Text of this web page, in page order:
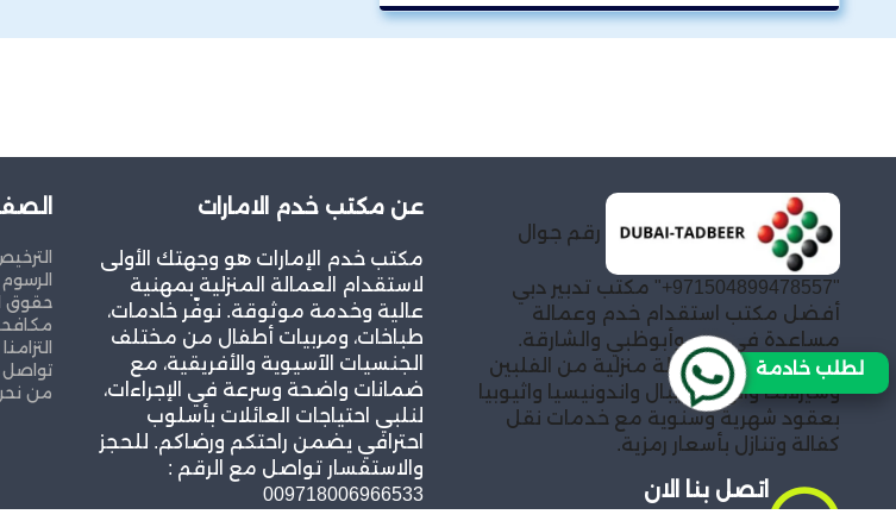
رقم جوال
"971504899478557+" مكتب تدبير دبي
أفضل مكتب استقدام خدم وعمالة
مساعدة في دبي وأبوظبي والشارقة.
توفير خادمات وعمالة منزلية من الفلبين
وسيرلانكا والهند ونيبال واندونيسيا واثيوبيا
بعقود شهرية وسنوية مع خدمات نقل
كفالة وتنازل بأسعار رمزية.
اتصل بنا الان
عن مكتب خدم الامارات
مكتب خدم الإمارات هو وجهتك الأولى
لاستقدام العمالة المنزلية بمهنية
عالية وخدمة موثوقة. نوفّر خادمات،
طباخات، ومربيات أطفال من مختلف
الجنسيات الآسيوية والأفريقية، مع
ضمانات واضحة وسرعة في الإجراءات،
لنلبي احتياجات العائلات بأسلوب
احترافي يضمن راحتكم ورضاكم. للحجز
والاستفسار تواصل مع الرقم :
009718006966533
حقوق
تواصل
من
لطلب خادمة